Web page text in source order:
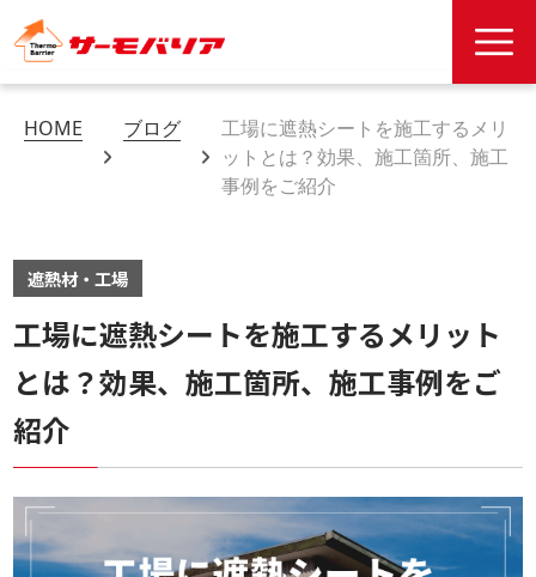
HOME ブログ
工場に遮熱シートを施工するメリ
ットとは？効果、施工箇所、施工
事例をご紹介
遮熱材・工場
工場に遮熱シートを施工するメリット
とは？効果、施工箇所、施工事例をご
紹介